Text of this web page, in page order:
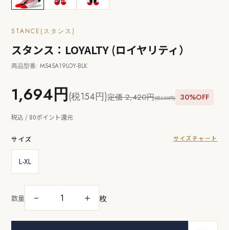
STANCE(スタンス)
スタンス：LOYALTY (ロイヤリティ）
商品型番: M545A19LOY-BLK
1,694円(税154円)定価 2,420円(税220円) 30%OFF
税込 / 80ポイント還元
サイズ サイズチャート
L-XL
数量 － ＋ 枚